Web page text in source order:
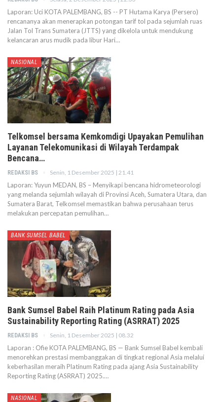
Laporan: Uci KOTA PALEMBANG, BS -- PT Hutama Karya (Persero)
rencananya akan menerapkan potongan tarif tol pada sejumlah ruas
Jalan Tol Trans Sumatera (JTTS) yang dikelola untuk mendukung
kelancaran arus mudik pada libur Hari…
NASIONAL
Telkomsel bersama Kemkomdigi Upayakan Pemulihan
Layanan Telekomunikasi di Wilayah Terdampak
Bencana…
REDAKSI BS Senin, 1 Desember 2025 | 21.41
Laporan: Yuyun MEDAN, BS – Menyikapi bencana hidrometeorologi
yang melanda sejumlah wilayah di Provinsi Aceh, Sumatera Utara, dan
Sumatera Barat, Telkomsel memastikan bahwa perusahaan terus
melakukan percepatan pemulihan…
BANK SUMSEL BABEL
Bank Sumsel Babel Raih Platinum Rating pada Asia
Sustainability Reporting Rating (ASRRAT) 2025
REDAKSI BS Senin, 1 Desember 2025 | 08.32
Laporan : Ofie KOTA PALEMBANG, BS — Bank Sumsel Babel kembali
menorehkan prestasi membanggakan di tingkat regional Asia melalui
keberhasilan meraih Platinum Rating pada ajang Asia Sustainability
Reporting Rating (ASRRAT) 2025.…
NASIONAL